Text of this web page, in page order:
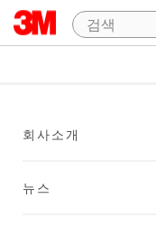
회사소개
뉴스